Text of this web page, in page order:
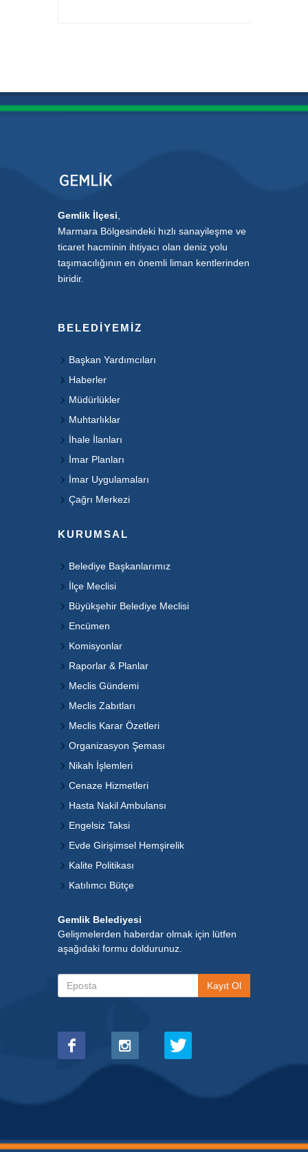
Gemlik İlçesi
Marmara Bölgesindeki hızlı sanayileşme ve
ticaret hacminin ihtiyacı olan deniz yolu
taşımacılığının en önemli liman kentlerinden
biridir.
BELEDIYEMIZ
Başkan Yardımcıları
Haberler
Müdürlükler
Muhtarlıklar
İhale İlanları
İmar Planları
İmar Uygulamaları
Çağrı Merkezi
KURUMSAL
Belediye Başkanlarımız
İlçe Meclisi
Büyükşehir Belediye Meclisi
Encümen
Komisyonlar
Raporlar & Planlar
Meclis Gündemi
Meclis Zabıtları
Meclis Karar Özetleri
Organizasyon Şeması
Nikah İşlemleri
Cenaze Hizmetleri
Hasta Nakil Ambulansı
Engelsiz Taksi
Evde Girişimsel Hemşirelik
Kalite Politikası
Katılımcı Bütçe
Gemlik Belediyesi
Gelişmelerden haberdar olmak için lütfen
aşağıdaki formu doldurunuz.